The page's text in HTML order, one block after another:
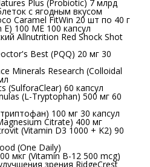
Plus (Probiotic) 7 млрд
с ягодным вкусом
Caramel FitWin 20 шт по 40 г
100 ME 100 капсул
Allnutrition Red Shock Shot
Best (PQQ) 20 мг 30
Minerals Research (Colloidal
(SulforaClear) 60 капсул
(L-Tryptophan) 500 мг 60
100 мг 30 капсул
Citrate) 400 мг
(Vitamin D3 1000 + K2) 90
(One Daily)
мкг (Vitamin B-12 500 mcg)
зрения RidgeCrest